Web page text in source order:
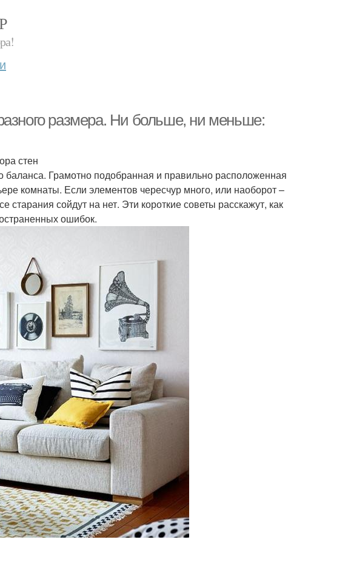
размера. Ни больше, ни меньше:
стен
баланса. Грамотно подобранная и правильно расположенная
комнаты. Если элементов чересчур много, или наоборот –
старания сойдут на нет. Эти короткие советы расскажут, как
ошибок.